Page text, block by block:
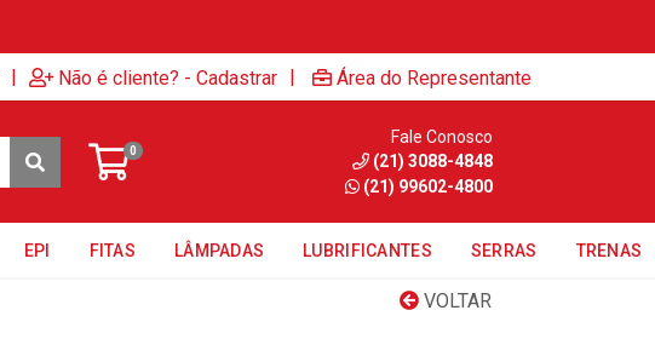
| Não é cliente? - Cadastrar | Área do Representante
0
Fale Conosco
(21) 3088-4848
(21) 99602-4800
EPI FITAS LÂMPADAS LUBRIFICANTES SERRAS TRENAS
VOLTAR